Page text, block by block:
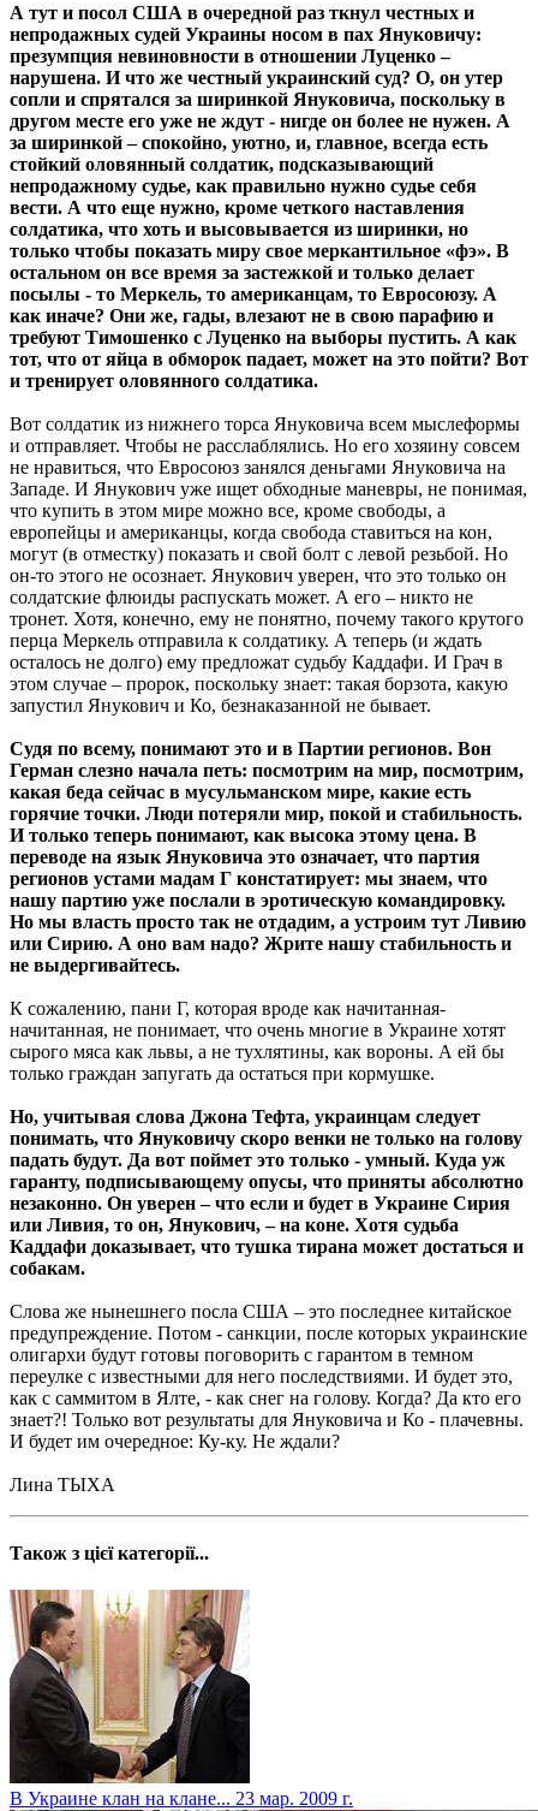
А тут и посол США в очередной раз ткнул честных и
непродажных судей Украины носом в пах Януковичу:
презумпция невиновности в отношении Луценко –
нарушена. И что же честный украинский суд? О, он утер
сопли и спрятался за ширинкой Януковича, поскольку в
другом месте его уже не ждут - нигде он более не нужен. А
за ширинкой – спокойно, уютно, и, главное, всегда есть
стойкий оловянный солдатик, подсказывающий
непродажному судье, как правильно нужно судье себя
вести. А что еще нужно, кроме четкого наставления
солдатика, что хоть и высовывается из ширинки, но
только чтобы показать миру свое меркантильное «фэ». В
остальном он все время за застежкой и только делает
посылы - то Меркель, то американцам, то Евросоюзу. А
как иначе? Они же, гады, влезают не в свою парафию и
требуют Тимошенко с Луценко на выборы пустить. А как
тот, что от яйца в обморок падает, может на это пойти? Вот
и тренирует оловянного солдатика.
Вот солдатик из нижнего торса Януковича всем мыслеформы
и отправляет. Чтобы не расслаблялись. Но его хозяину совсем
не нравиться, что Евросоюз занялся деньгами Януковича на
Западе. И Янукович уже ищет обходные маневры, не понимая,
что купить в этом мире можно все, кроме свободы, а
европейцы и американцы, когда свобода ставиться на кон,
могут (в отместку) показать и свой болт с левой резьбой. Но
он-то этого не осознает. Янукович уверен, что это только он
солдатские флюиды распускать может. А его – никто не
тронет. Хотя, конечно, ему не понятно, почему такого крутого
перца Меркель отправила к солдатику. А теперь (и ждать
осталось не долго) ему предложат судьбу Каддафи. И Грач в
этом случае – пророк, поскольку знает: такая борзота, какую
запустил Янукович и Ко, безнаказанной не бывает.
Судя по всему, понимают это и в Партии регионов. Вон
Герман слезно начала петь: посмотрим на мир, посмотрим,
какая беда сейчас в мусульманском мире, какие есть
горячие точки. Люди потеряли мир, покой и стабильность.
И только теперь понимают, как высока этому цена. В
переводе на язык Януковича это означает, что партия
регионов устами мадам Г констатирует: мы знаем, что
нашу партию уже послали в эротическую командировку.
Но мы власть просто так не отдадим, а устроим тут Ливию
или Сирию. А оно вам надо? Жрите нашу стабильность и
не выдергивайтесь.
К сожалению, пани Г, которая вроде как начитанная-
начитанная, не понимает, что очень многие в Украине хотят
сырого мяса как львы, а не тухлятины, как вороны. А ей бы
только граждан запугать да остаться при кормушке.
Но, учитывая слова Джона Тефта, украинцам следует
понимать, что Януковичу скоро венки не только на голову
падать будут. Да вот поймет это только - умный. Куда уж
гаранту, подписывающему опусы, что приняты абсолютно
незаконно. Он уверен – что если и будет в Украине Сирия
или Ливия, то он, Янукович, – на коне. Хотя судьба
Каддафи доказывает, что тушка тирана может достаться и
собакам.
Слова же нынешнего посла США – это последнее китайское
предупреждение. Потом - санкции, после которых украинские
олигархи будут готовы поговорить с гарантом в темном
переулке с известными для него последствиями. И будет это,
как с саммитом в Ялте, - как снег на голову. Когда? Да кто его
знает?! Только вот результаты для Януковича и Ко - плачевны.
И будет им очередное: Ку-ку. Не ждали?
Лина ТЫХА
Також з цієї категорії...
В Украине клан на клане... 23 мар. 2009 г.